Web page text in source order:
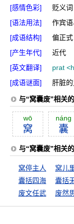
[感情色彩]
贬义词
[语法用法]
作宾
[成语结构]
偏正式
[产生年代]
近代
[英文翻译]
prat
[成语谜面]
肝脏
与“窝囊废”相关
wō
窝
náng
囊
与“窝囊废”相关
窝停主人 窝儿
囊括四海
囊括
废文任武
废然